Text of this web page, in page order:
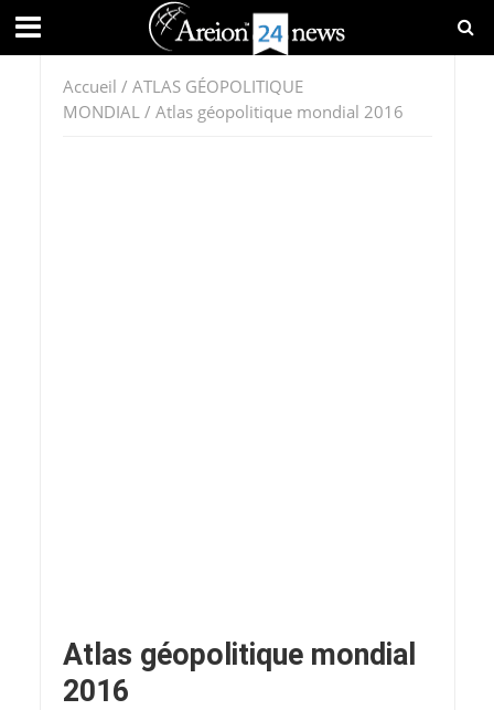
Accueil / ATLAS GÉOPOLITIQUE
MONDIAL/ Atlas géopolitique mondial 2016
Atlas géopolitique mondial
2016